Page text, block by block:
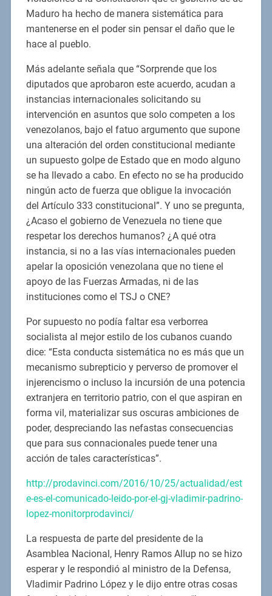
Maduro ha hecho de manera sistemática para
mantenerse en el poder sin pensar el daño que le
hace al pueblo.
Más adelante señala que “Sorprende que los
diputados que aprobaron este acuerdo, acudan a
instancias internacionales solicitando su
intervención en asuntos que solo competen a los
venezolanos, bajo el fatuo argumento que supone
una alteración del orden constitucional mediante
un supuesto golpe de Estado que en modo alguno
se ha llevado a cabo. En efecto no se ha producido
ningún acto de fuerza que obligue la invocación
del Artículo 333 constitucional”. Y uno se pregunta,
¿Acaso el gobierno de Venezuela no tiene que
respetar los derechos humanos? ¿A qué otra
instancia, si no a las vías internacionales pueden
apelar la oposición venezolana que no tiene el
apoyo de las Fuerzas Armadas, ni de las
instituciones como el TSJ o CNE?
Por supuesto no podía faltar esa verborrea
socialista al mejor estilo de los cubanos cuando
dice: “Esta conducta sistemática no es más que un
mecanismo subrepticio y perverso de promover el
injerencismo o incluso la incursión de una potencia
extranjera en territorio patrio, con el que aspiran en
forma vil, materializar sus oscuras ambiciones de
poder, despreciando las nefastas consecuencias
que para sus connacionales puede tener una
acción de tales características”.
http://prodavinci.com/2016/10/25/actualidad/est
e-es-el-comunicado-leido-por-el-gj-vladimir-padrino-
lopez-monitorprodavinci/
La respuesta de parte del presidente de la
Asamblea Nacional, Henry Ramos Allup no se hizo
esperar y le respondió al ministro de la Defensa,
Vladimir Padrino López y le dijo entre otras cosas